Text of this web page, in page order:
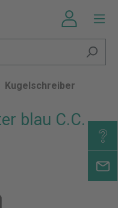
Kugelschreiber
blau C.C.